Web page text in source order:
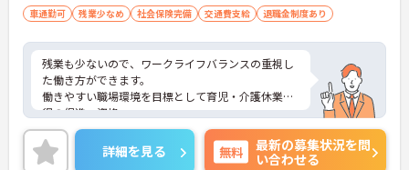
車通勤可 残業少なめ 社会保険完備 交通費支給 退職金制度あり
残業も少ないので、ワークライフバランスの重視し
た働き方ができます。
働きやすい職場環境を目標として育児・介護休業取
得の促進、資格
取得に対する援助を行っている施設です
ご興味ある方には、面接対策ポイントなど、詳細を
お話しいたしますのでお気軽にご相談ください。
詳細を見る 無料
最新の募集状況を問
い合わせる